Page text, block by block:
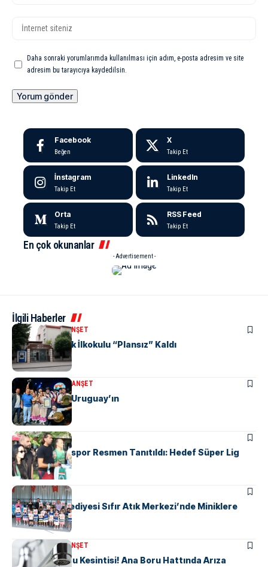
Daha sonraki yorumlarımda kullanılması için adım, e-posta adresim ve site
adresim bu tarayıcıya kaydedilsin.
Facebook
Beğen
X
Takip Et
İnstagram
Takip Et
LinkedIn
Takip Et
Orta
Takip Et
RSS Feed
Takip Et
En çok okunanlar
- Advertisement -
İlgili Haberler
KENT GÜNDEMIMANŞET
Yalova Atatürk İlkokulu “Plansız” Kaldı
KÜLTÜR & SANAT MANŞET
Altın Karanfil Uruguay’ın
MANŞETSPOR
Yalova Haremspor Resmen Tanıtıldı: Hedef Süper Lig
ÇIFTLIKKÖY
Çiftlikköy Belediyesi Sıfır Atık Merkezi’nde Miniklere
Çevre Eğitimi
KENT GÜNDEMIMANŞET
6 Mahallede Su Kesintisi! Ana Boru Hattında Arıza